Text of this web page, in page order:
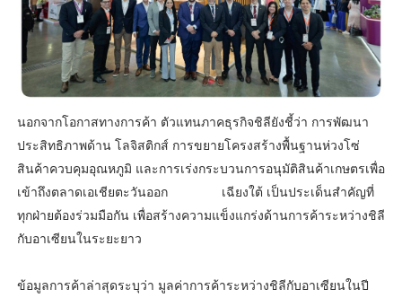
นอกจากโอกาสทางการค้า ตัวแทนภาคธุรกิจชิลียังชี้ว่า การพัฒนา
ประสิทธิภาพด้าน โลจิสติกส์ การขยายโครงสร้างพื้นฐานห่วงโซ่
สินค้าควบคุมอุณหภูมิ และการเร่งกระบวนการอนุมัติสินค้าเกษตรเพื่อ
เข้าถึงตลาดเอเชียตะวันออก เฉียงใต้ เป็นประเด็นสำคัญที่
ทุกฝ่ายต้องร่วมมือกัน เพื่อสร้างความแข็งแกร่งด้านการค้าระหว่างชิลี
กับอาเซียนในระยะยาว
ข้อมูลการค้าล่าสุดระบุว่า มูลค่าการค้าระหว่างชิลีกับอาเซียนในปี